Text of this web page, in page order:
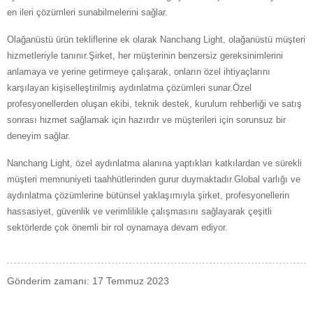
en ileri çözümleri sunabilmelerini sağlar.
Olağanüstü ürün tekliflerine ek olarak Nanchang Light, olağanüstü müşteri
hizmetleriyle tanınır.Şirket, her müşterinin benzersiz gereksinimlerini
anlamaya ve yerine getirmeye çalışarak, onların özel ihtiyaçlarını
karşılayan kişiselleştirilmiş aydınlatma çözümleri sunar.Özel
profesyonellerden oluşan ekibi, teknik destek, kurulum rehberliği ve satış
sonrası hizmet sağlamak için hazırdır ve müşterileri için sorunsuz bir
deneyim sağlar.
Nanchang Light, özel aydınlatma alanına yaptıkları katkılardan ve sürekli
müşteri memnuniyeti taahhütlerinden gurur duymaktadır.Global varlığı ve
aydınlatma çözümlerine bütünsel yaklaşımıyla şirket, profesyonellerin
hassasiyet, güvenlik ve verimlilikle çalışmasını sağlayarak çeşitli
sektörlerde çok önemli bir rol oynamaya devam ediyor.
Gönderim zamanı: 17 Temmuz 2023